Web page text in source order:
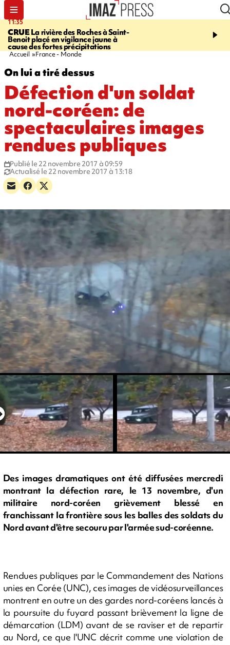
11:35
CRUELa rivière des Roches à Saint-
Benoit placé en vigilance jaune à
cause des fortes précipitations
11:57
Le
Papang a repris du
Accueil France - Monde
On lui a tiré dessus
Défection d'un soldat
nord-coréen: de
spectaculaires images
rendues publiques
Publié le 22 novembre 2017 à 09:59
Actualisé le 22 novembre 2017 à 13:18
Des images dramatiques ont été diffusées mercredi
montrant la défection rare, le 13 novembre, d'un
militaire nord-coréen grièvement blessé en
franchissant la frontière sous les balles des soldats du
Nord avant d'être secouru par l'armée sud-coréenne.
Rendues publiques par le Commandement des Nations
unies en Corée (UNC), ces images de vidéosurveillances
montrent en outre un des gardes nord-coréens lancés à
la poursuite du fuyard passant brièvement la ligne de
démarcation (LDM) avant de se raviser et de repartir
au Nord, ce que l'UNC décrit comme une violation de